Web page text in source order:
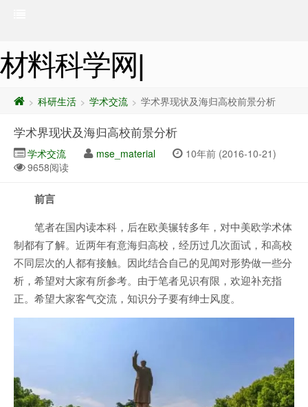
材料科学网|
> 科研生活 > 学术交流 > 学术界现状及海归高校前景分析
学术界现状及海归高校前景分析
学术交流 mse_material
10年前 (2016-10-21)
9658阅读
前言
笔者在国内读本科，后在欧美辗转多年，对中美欧学术体
制都有了解。近两年有意海归高校，经历过几次面试，和高校
不同层次的人都有接触。因此结合自己的见闻对形势做一些分
析，希望对大家有所参考。由于笔者见识有限，欢迎补充指
正。希望大家客气交流，知识分子要有绅士风度。